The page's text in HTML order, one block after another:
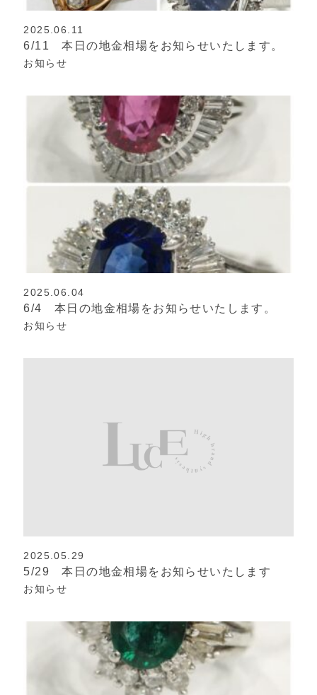
2025.06.11
6/11 本日の地金相場をお知らせいたします。
お知らせ
2025.06.04
6/4 本日の地金相場をお知らせいたします。
お知らせ
2025.05.29
5/29 本日の地金相場をお知らせいたします
お知らせ